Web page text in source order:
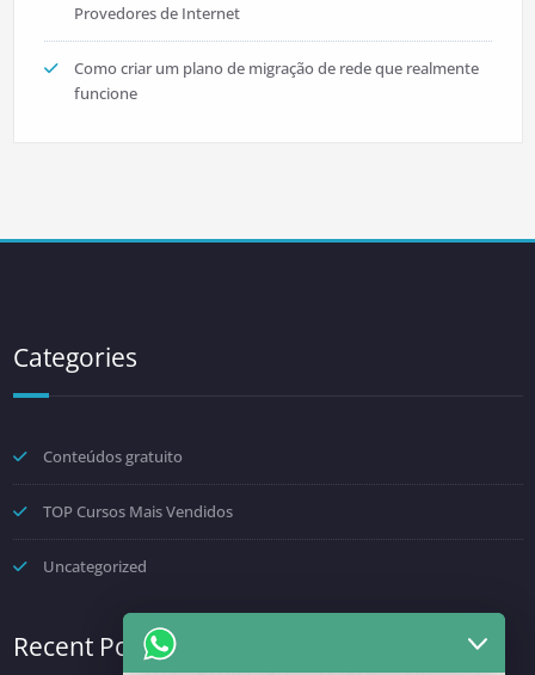
Provedores de Internet
Como criar um plano de migração de rede que realmente
funcione
Categories
Conteúdos gratuito
TOP Cursos Mais Vendidos
Uncategorized
Recent Posts